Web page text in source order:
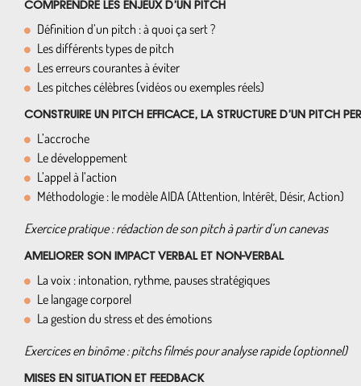
COMPRENDRE LES ENJEUX D’UN PITCH
Définition d’un pitch : à quoi ça sert ?
Les différents types de pitch
Les erreurs courantes à éviter
Les pitches célèbres (vidéos ou exemples réels)
CONSTRUIRE UN PITCH EFFICACE, LA STRUCTURE D’UN PITCH
L’accroche
Le développement
L’appel à l’action
Méthodologie : le modèle AIDA (Attention, Intérêt, Désir, Action)
Exercice pratique : rédaction de son pitch à partir d’un canevas
AMELIORER SON IMPACT VERBAL ET NON-VERBAL
La voix : intonation, rythme, pauses stratégiques
Le langage corporel
La gestion du stress et des émotions
Exercices en binôme : pitchs filmés pour analyse rapide (optionnel)
MISES EN SITUATION ET FEEDBACK